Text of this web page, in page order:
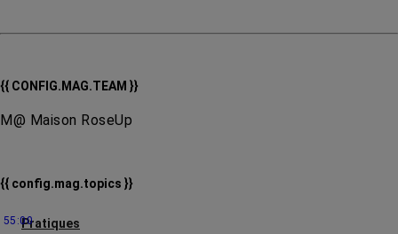
{{ CONFIG.MAG.TEAM }}
M@ Maison RoseUp
{{ config.mag.topics }}
Pratiques
55:00